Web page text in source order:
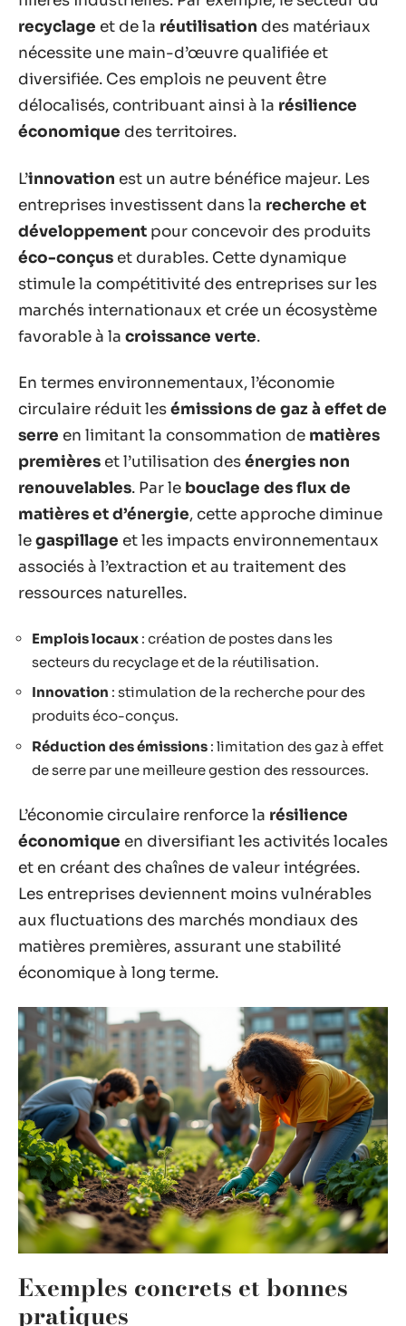
recyclage et de la réutilisation des matériaux
nécessite une main-d’œuvre qualifiée et
diversifiée. Ces emplois ne peuvent être
délocalisés, contribuant ainsi à la résilience
économique des territoires.
L’innovation est un autre bénéfice majeur. Les
entreprises investissent dans la recherche et
développement pour concevoir des produits
éco-conçus et durables. Cette dynamique
stimule la compétitivité des entreprises sur les
marchés internationaux et crée un écosystème
favorable à la croissance verte.
En termes environnementaux, l’économie
circulaire réduit lesémissions de gaz à effet de
serre en limitant la consommation de matières
premières et l’utilisation desénergies non
renouvelables. Par le bouclage des flux de
matières et d’énergie, cette approche diminue
legaspillage et les impacts environnementaux
associés à l’extraction et au traitement des
ressources naturelles.
Emplois locaux : création de postes dans les
secteurs du recyclage et de la réutilisation.
Innovation : stimulation de la recherche pour des
produits éco-conçus.
Réduction des émissions : limitation des gaz à effet
de serre par une meilleure gestion des ressources.
L’économie circulaire renforce la résilience
économique en diversifiant les activités locales
et en créant des chaînes de valeur intégrées.
Les entreprises deviennent moins vulnérables
aux fluctuations des marchés mondiaux des
matières premières, assurant une stabilité
économique à long terme.
Exemples concrets et bonnes
pratiques